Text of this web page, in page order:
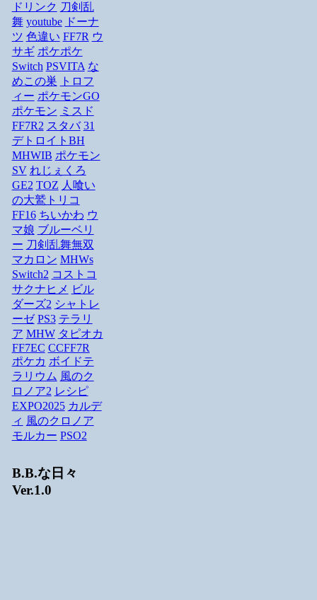
ドリンク 刀剣乱
舞 youtube
ドーナ
ツ 色違い FF7R ウ
サギ ポケポケ
Switch PSVITA な
めこの巣
トロフ
ィー ポケモンGO
ポケモン ミスド
FF7R2 スタバ 31
デトロイトBH
MHWIB ポケモン
SV れじぇくろ
GE2 TOZ 人喰い
の大鷲トリコ
FF16 ちいかわ ウ
マ娘 ブルーベリ
ー 刀剣乱舞無双
マカロン MHWs
Switch2 コストコ
サクナヒメ ビル
ダーズ2 シャトレ
ーゼ PS3 テラリ
ア MHW タピオカ
FF7EC CCFF7R
ポケカ ボイドテ
ラリウム 風のク
ロノア2 レシピ
EXPO2025 カルデ
ィ 風のクロノア
モルカー PSO2
B.B.な日々
Ver.1.0